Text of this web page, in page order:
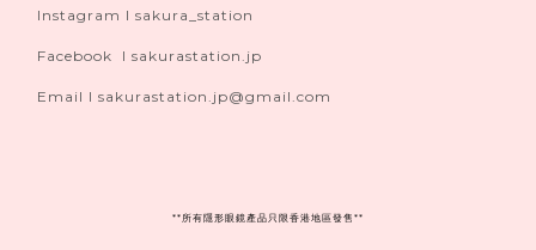
Instagram I sakura_station
Facebook I sakurastation.jp
Email I sakurastation.jp@gmail.com
** 所有隱形眼鏡產品只限香港地區發售**